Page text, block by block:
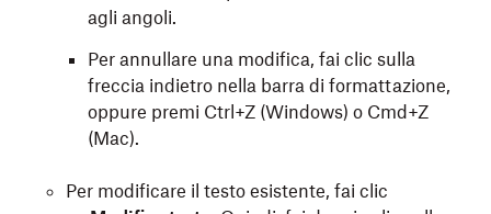
agli angoli.
Per annullare una modifica, fai clic sulla
freccia indietro nella barra di formattazione,
oppure premi Ctrl+Z (Windows) o Cmd+Z
(Mac).
Per modificare il testo esistente, fai clic